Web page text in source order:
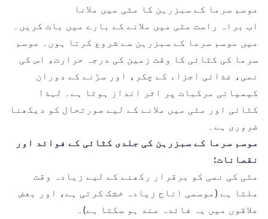
موسم سرما کے سبزرہن کا مٹی میں ملانا
اب براہ راست مٹی میں ملانے کے بارے میں بات کریں۔
میں موسم سرما کے سبزرہن سے شروع کرتا ہوں۔ موسم
سرما کی کٹائی کا وقت زمین کی درجہ حرارت، اس کی
نمی، غذائی اجزاء کے چکر، اور سڑنے کے دوران
کیمیائی مرکبات پر اثر انداز ہوتا ہے۔ لہذا
کٹائی اور مٹی میں ملانے کے لیے صورتحال کو دیکھنا
ضروری ہے۔
موسم سرما کے سبزرہن کی جلدی کٹائی کے فوائد اور
نقصانات:
مٹی کی نمی کو برقرار رکھنے کے لیے زیادہ وقت
ملتا ہے (موسمی اناج زیادہ خشک کرتی ہے، اور بعض
علاقوں میں یہ فائدہ مند ہو سکتا ہے)۔